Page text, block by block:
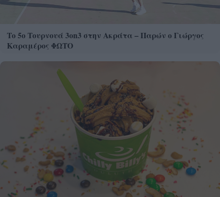
Το 5ο Τουρνουά 3on3 στην Ακράτα – Παρών ο Γιώργος
Καραμέρος ΦΩΤΟ